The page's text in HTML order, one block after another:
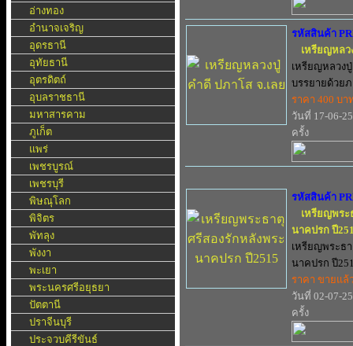
อ่างทอง
อำนาจเจริญ
อุดรธานี
อุทัยธานี
อุตรดิตถ์
อุบลราชธานี
มหาสารคาม
ภูเก็ต
แพร่
เพชรบูรณ์
เพชรบุรี
พิษณุโลก
พิจิตร
พัทลุง
พังงา
พะเยา
พระนครศรีอยุธยา
ปัตตานี
ปราจีนบุรี
ประจวบคีรีขันธ์
รหัสสินค้า
เหรียญหลว
เหรียญหลวง
บรรยายด้วย
ราคา 400 บา
วันที่ 17-06-
ครั้ง
รหัสสินค้า
เหรียญพระ
นาคปรก ปี
เหรียญพระธ
นาคปรก ปี
ราคา ขายแล้
วันที่ 02-07-
ครั้ง